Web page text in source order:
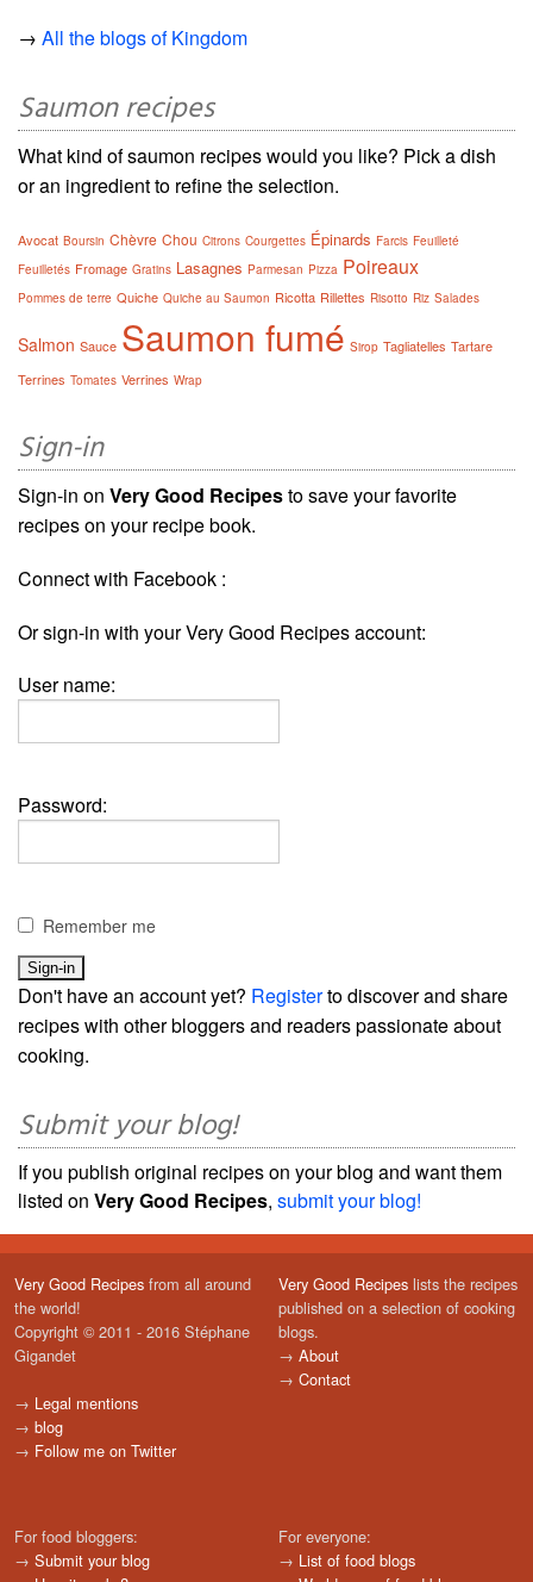
→ All the blogs of Kingdom
Saumon recipes
What kind of saumon recipes would you like? Pick a dish
or an ingredient to refine the selection.
Avocat Boursin Chèvre Chou Citrons Courgettes Épinards Farcis Feuilleté
Feuilletés Fromage Gratins Lasagnes Parmesan Pizza Poireaux
Pommes de terre Quiche Quiche au Saumon Ricotta Rillettes Risotto Riz Salades
Salmon Sauce Saumon fumé Sirop Tagliatelles Tartare
Terrines Tomates Verrines Wrap
Sign-in
Sign-in on Very Good Recipesto save your favorite
recipes on your recipe book.
Connect with Facebook :
Or sign-in with your Very Good Recipes account:
User name:
Password:
Remember me
Don't have an account yet? Registerto discover and share
recipes with other bloggers and readers passionate about
cooking.
Submit your blog!
If you publish original recipes on your blog and want them
listed on Very Good Recipes, submit your blog!
Very Good Recipes from all around
the world!
Copyright © 2011 - 2016 Stéphane
Gigandet
→ Legal mentions
→ blog
→ Follow me on Twitter
Very Good Recipes lists the recipes
published on a selection of cooking
blogs.
→ About
→ Contact
For food bloggers:
→ Submit your blog
For everyone:
→ List of food blogs